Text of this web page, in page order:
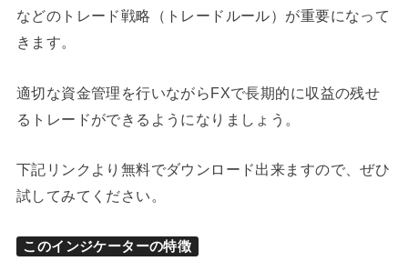
などのトレード戦略（トレードルール）が重要になって
きます。
適切な資金管理を行いながらFXで長期的に収益の残せ
るトレードができるようになりましょう。
下記リンクより無料でダウンロード出来ますので、ぜひ
試してみてください。
このインジケーターの特徴